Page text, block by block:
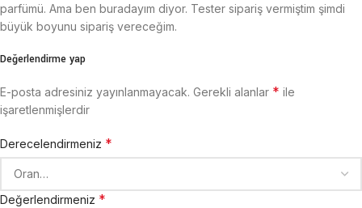
parfümü. Ama ben buradayım diyor. Tester sipariş vermiştim şimdi
büyük boyunu sipariş vereceğim.
Değerlendirme yap
E-posta adresiniz yayınlanmayacak. Gerekli alanlar * ile
işaretlenmişlerdir
Derecelendirmeniz *
Değerlendirmeniz *